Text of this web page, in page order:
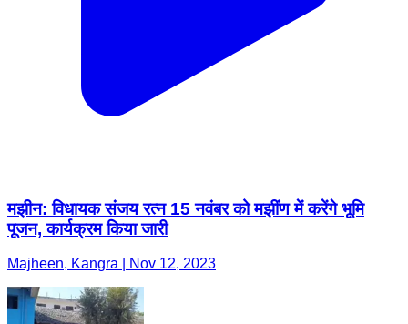
मझीन: विधायक संजय रत्न 15 नवंबर को मझींण में करेंगे भूमि
पूजन, कार्यक्रम किया जारी
Majheen, Kangra | Nov 12, 2023